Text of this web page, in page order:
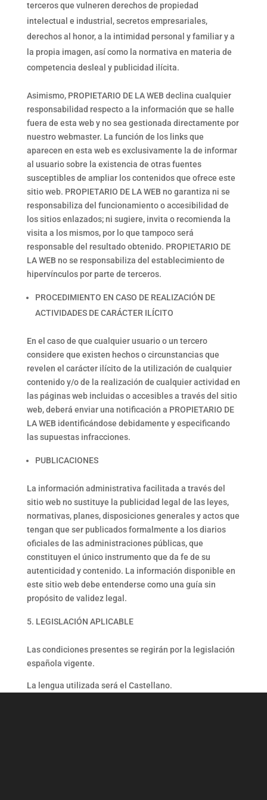
terceros que vulneren derechos de propiedad
intelectual e industrial, secretos empresariales,
derechos al honor, a la intimidad personal y familiar y a
la propia imagen, así como la normativa en materia de
competencia desleal y publicidad ilícita.
Asimismo, PROPIETARIO DE LA WEB declina cualquier
responsabilidad respecto a la información que se halle
fuera de esta web y no sea gestionada directamente por
nuestro webmaster. La función de los links que
aparecen en esta web es exclusivamente la de informar
al usuario sobre la existencia de otras fuentes
susceptibles de ampliar los contenidos que ofrece este
sitio web. PROPIETARIO DE LA WEB no garantiza ni se
responsabiliza del funcionamiento o accesibilidad de
los sitios enlazados; ni sugiere, invita o recomienda la
visita a los mismos, por lo que tampoco será
responsable del resultado obtenido. PROPIETARIO DE
LA WEB no se responsabiliza del establecimiento de
hipervínculos por parte de terceros.
PROCEDIMIENTO EN CASO DE REALIZACIÓN DE
ACTIVIDADES DE CARÁCTER ILÍCITO
En el caso de que cualquier usuario o un tercero
considere que existen hechos o circunstancias que
revelen el carácter ilícito de la utilización de cualquier
contenido y/o de la realización de cualquier actividad en
las páginas web incluidas o accesibles a través del sitio
web, deberá enviar una notificación a PROPIETARIO DE
LA WEB identificándose debidamente y especificando
las supuestas infracciones.
PUBLICACIONES
La información administrativa facilitada a través del
sitio web no sustituye la publicidad legal de las leyes,
normativas, planes, disposiciones generales y actos que
tengan que ser publicados formalmente a los diarios
oficiales de las administraciones públicas, que
constituyen el único instrumento que da fe de su
autenticidad y contenido. La información disponible en
este sitio web debe entenderse como una guía sin
propósito de validez legal.
LEGISLACIÓN APLICABLE
Las condiciones presentes se regirán por la legislación
española vigente.
La lengua utilizada será el Castellano.